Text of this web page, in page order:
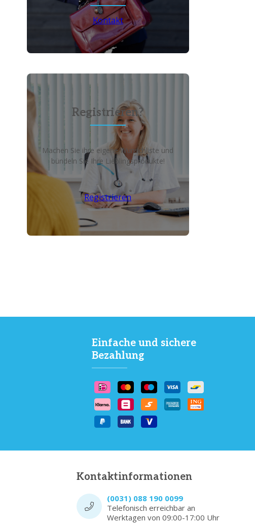
Kontakt
Registrieren?
Machen Sie ihre eigene Wunschliste und
bündeln Sie Ihre Lieblingsprodukte!
Registrieren
Einfache und sichere
Bezahlung
Kontaktinformationen
(0031) 088 190 0099
Telefonisch erreichbar an
Werktagen von 09:00-17:00 Uhr